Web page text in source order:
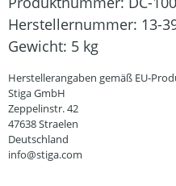
Herstellernummer: 13-
Gewicht: 5 kg
Herstellerangaben gemäß EU-
Stiga GmbH
Zeppelinstr. 42
47638 Straelen
Deutschland
info@stiga.com